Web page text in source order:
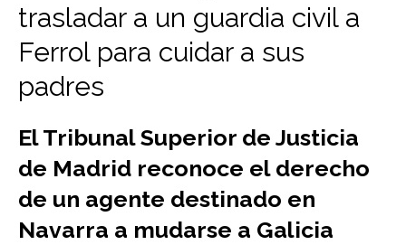
trasladar a un guardia civil a
Ferrol para cuidar a sus
padres
El Tribunal Superior de Justicia
de Madrid reconoce el derecho
de un agente destinado en
Navarra a mudarse a Galicia